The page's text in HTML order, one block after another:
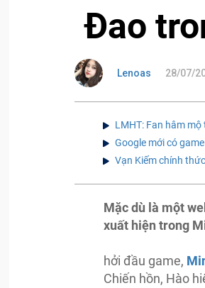
Đao
Lenoas 28/07/
LMHT: Fan hâm
Google mới có
Vạn Kiếm chính
Mặc dù là một
xuất hiện trong
hởi đầu game,
Chiến hồn, Hào